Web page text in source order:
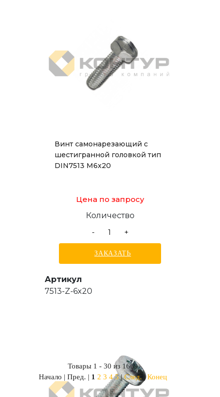
Винт самонарезающий с
шестигранной головкой тип
DIN7513 М6x20
Цена по запросу
Количество
-
+
ЗАКАЗАТЬ
Артикул
7513-Z-6x20
Товары 1 - 30 из 1669
Начало | Пред. | 1 2 3 4 5|След. |Конец